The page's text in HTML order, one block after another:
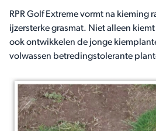
RPR Golf Extreme vormt na kieming
ijzersterke grasmat. Niet alleen
ook ontwikkelen de jonge
volwassen betredingstolerante